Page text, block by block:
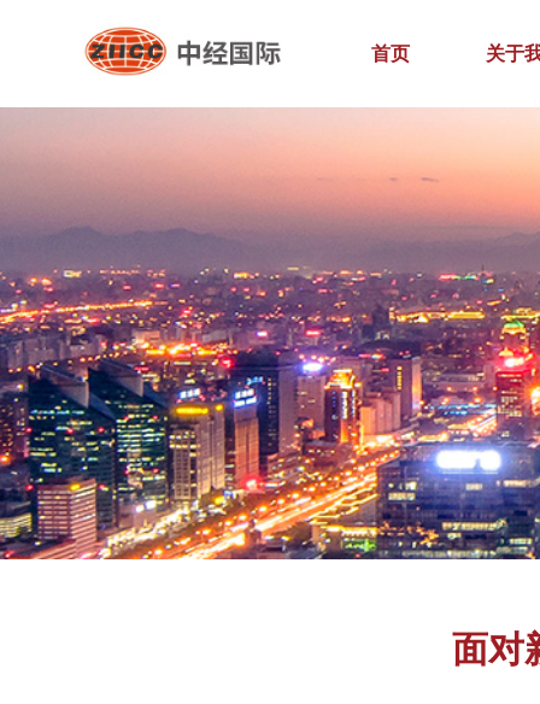
首页 关于
面对